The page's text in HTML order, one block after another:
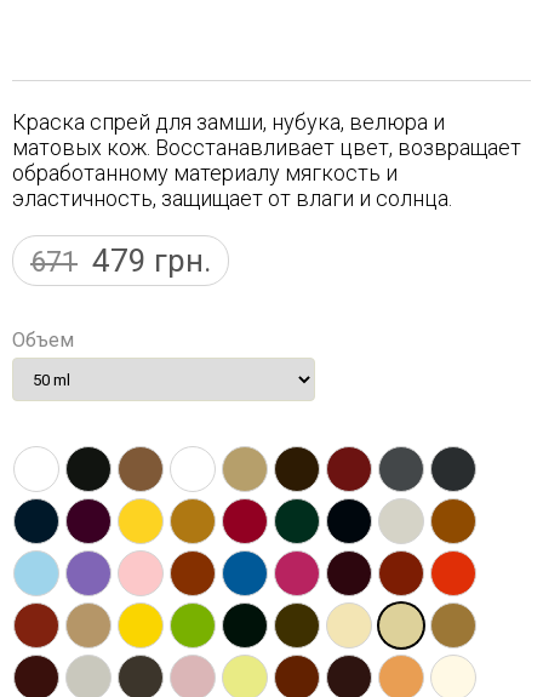
Краска спрей для замши, нубука, велюра и
матовых кож. Восстанавливает цвет, возвращает
обработанному материалу мягкость и
эластичность, защищает от влаги и солнца.
671 479 грн.
Объем